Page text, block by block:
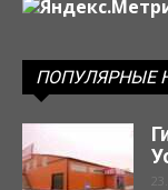
ПОПУЛЯРНЫЕ